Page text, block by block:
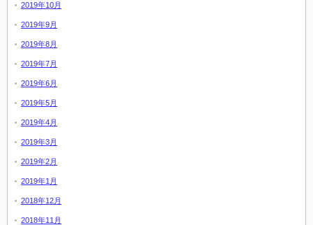
2019年10月
2019年9月
2019年8月
2019年7月
2019年6月
2019年5月
2019年4月
2019年3月
2019年2月
2019年1月
2018年12月
2018年11月